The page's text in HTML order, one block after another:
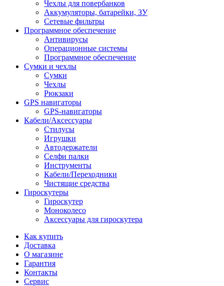
Чехлы для повербанков
Аккумуляторы, батарейки, ЗУ
Сетевые фильтры
Программное обеспечение
Антивирусы
Операционные системы
Программное обеспечение
Сумки и чехлы
Сумки
Чехлы
Рюкзаки
GPS навигаторы
GPS-навигаторы
Кабели/Аксессуары
Стилусы
Игрушки
Автодержатели
Селфи палки
Инструменты
Кабели/Переходники
Чистящие средства
Гироскутеры
Гироскутер
Моноколесо
Аксессуары для гироскутера
Как купить
Доставка
О магазине
Гарантия
Контакты
Сервис